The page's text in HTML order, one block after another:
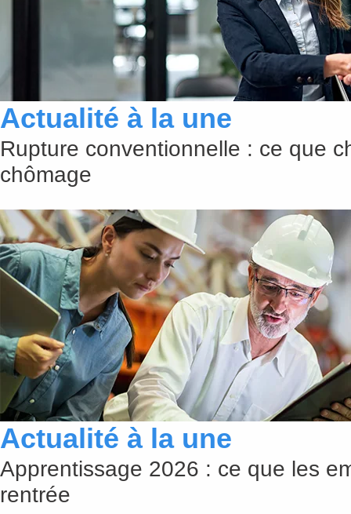
Actualité à la une
Rupture conventionnelle : ce que
chômage
Actualité à la une
Apprentissage 2026 : ce que les
rentrée